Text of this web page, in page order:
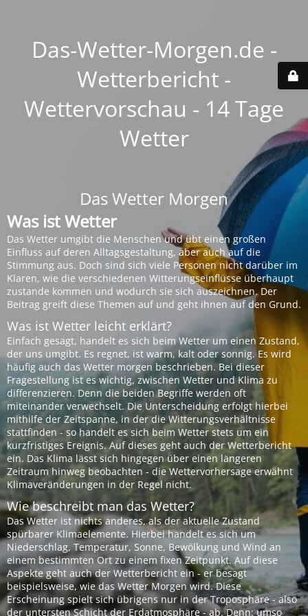
Das-Wetter-Morgen.de -
Wetterbericht -
Wettervorschau - 14 Tage
Wetter
Das Wetter Morgen
Was ist Wetter
Das Wetter umgibt die Menschen und übt einen großen
Einfluss auf deren Alltagsgestaltung, aber auch auf die
Stimmung aus. Doch sind sich viele Personen nicht darüber im
Klaren, wie die verschiedenen Witterungseinflüsse überhaupt
zustande kommen und wodurch sie sich auszeichnen. Der
Beitrag greift diese Themen auf und geht ihnen auf den Grund.
Was ist Wetter leicht erklärt?
Einfach gesagt, handelt es sich beim Wetter um einen Zustand,
der uns umgibt. Es regnet, ist warm, kalt oder sonnig. Es wird
häufig auch das Wetter morgen beschrieben. Bei dieser
Fragestellung ist es wichtig, zwischen Wetter und Klima zu
differenzieren. Denn die beiden Begriffe werden oft
miteinander verwechselt. Die Unterscheidung erfolgt hierbei
mithilfe der Zeitspanne, in der die Witterungsverhältnisse
stattfinden - so handelt es sich beim Wetter stets um ein
kurzfristiges Ereignis. Auf dieses geht auch der Wetterbericht
ein. Das Klima lässt sich hingegen über einen längeren
Zeitraum hinweg beobachten - die Wettervorhersage erwähnt
Klimaveränderungen in der Regel nicht.
Wie beschreibt man das Wetter?
Das Wetter ist nichts anderes, als der aktuelle Zustand
spürbarer Klimaelemente. Hierbei handelt es sich um
Niederschlag, Temperatur, Sonne, Bewölkung und Wind an
einem bestimmten Ort zu einem fixen Zeitpunkt. Auf diese
Aspekte geht auch der Wetterbericht ein - er besagt
beispielsweise, wie das Wetter Morgen wird. Diese
Erscheinung spielt sich übrigens nur in der Troposphäre - also
der untersten Schicht der Erdatmosphäre - ab. Denn: umso